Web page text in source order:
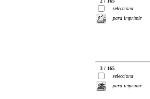
selecciona
para imprimir
3 / 165
selecciona
para imprimir